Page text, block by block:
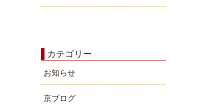
カテゴリー
お知らせ
京ブログ